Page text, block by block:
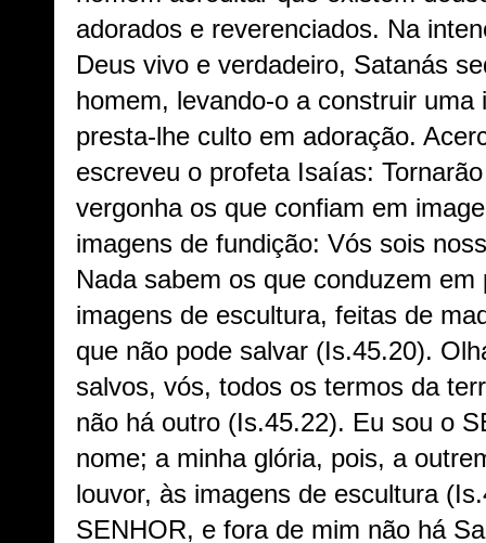
adorados e reverenciados. Na
Deus vivo e verdadeiro, Satanás
homem, levando-o a construir uma
presta-lhe culto em adoração.
escreveu o profeta Isaías:
vergonha os que confiam em
imagens de fundição: Vós sois
Nada sabem os que conduzem
imagens de escultura, feitas de
que não pode salvar (Is.45.20).
salvos, vós, todos os termos da
não há outro (Is.45.22). Eu sou o
nome; a minha glória, pois, a
louvor, às imagens de escultura
SENHOR, e fora de mim não há